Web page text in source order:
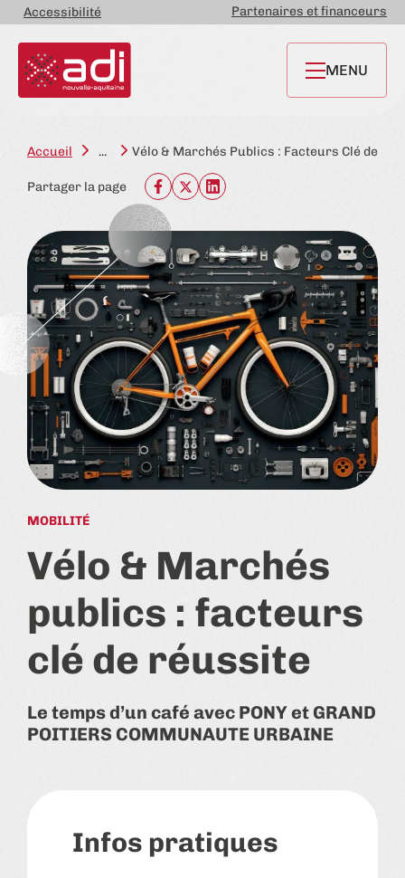
Accessibilité Partenaires et financeurs
MENU
Accueil ... Vélo & Marchés Publics : Facteurs Clé de
Partager la page
MOBILITÉ
Vélo & Marchés
publics : facteurs
clé de réussite
Le temps d’un café avec PONY et GRAND
POITIERS COMMUNAUTE URBAINE
Infos pratiques